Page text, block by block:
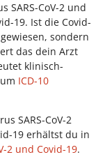
SARS-CoV-2 und
19. Ist die Covid-
sondern
das dein Arzt
klinisch-
ICD-10
SARS-CoV-2
19 erhältst du in
2 und Covid-19.